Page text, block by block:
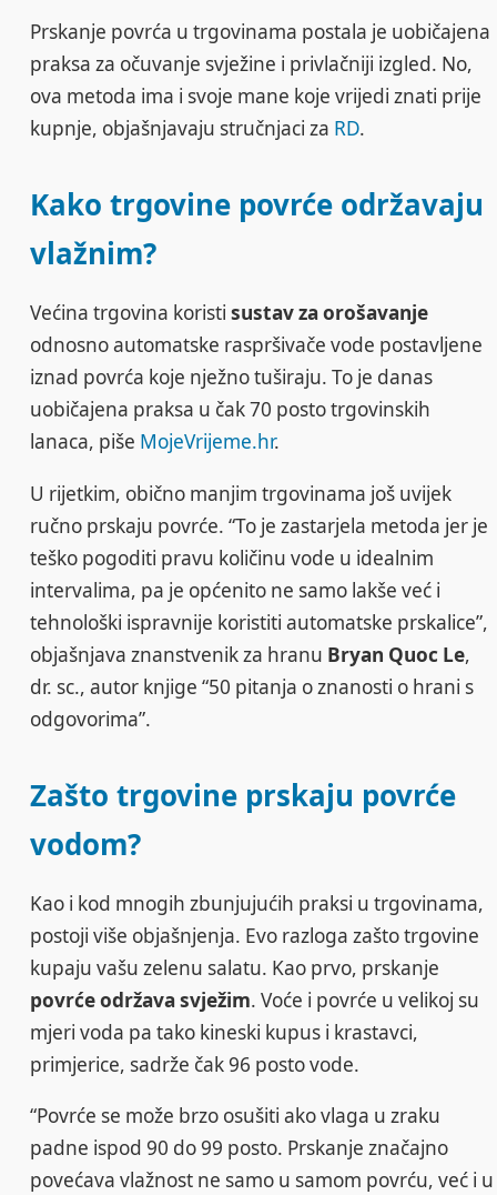
Prskanje povrća u trgovinama postala je uobičajena
praksa za očuvanje svježine i privlačniji izgled. No,
ova metoda ima i svoje mane koje vrijedi znati prije
kupnje, objašnjavaju stručnjaci za RD.
Kako trgovine povrće održavaju
vlažnim?
Većina trgovina koristisustav za orošavanje
odnosno automatske raspršivače vode postavljene
iznad povrća koje nježno tuširaju. To je danas
uobičajena praksa u čak 70 posto trgovinskih
lanaca, piše MojeVrijeme.hr.
U rijetkim, obično manjim trgovinama još uvijek
ručno prskaju povrće. “To je zastarjela metoda jer je
teško pogoditi pravu količinu vode u idealnim
intervalima, pa je općenito ne samo lakše već i
tehnološki ispravnije koristiti automatske prskalice”,
objašnjava znanstvenik za hranu Bryan Quoc Le,
dr. sc., autor knjige “50 pitanja o znanosti o hrani s
odgovorima”.
Zašto trgovine prskaju povrće
vodom?
Kao i kod mnogih zbunjujućih praksi u trgovinama,
postoji više objašnjenja. Evo razloga zašto trgovine
kupaju vašu zelenu salatu. Kao prvo, prskanje
povrće održava svježim. Voće i povrće u velikoj su
mjeri voda pa tako kineski kupus i krastavci,
primjerice, sadrže čak 96 posto vode.
“Povrće se može brzo osušiti ako vlaga u zraku
padne ispod 90 do 99 posto. Prskanje značajno
povećava vlažnost ne samo u samom povrću, već i u